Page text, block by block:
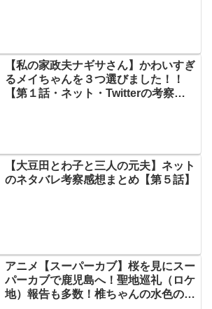
【私の家政夫ナギサさん】かわいすぎ
るメイちゃんを３つ選びました！！
【第１話・ネット・Twitterの考察感
【大豆田とわ子と三人の元夫】ネット
のネタバレ考察感想まとめ【第５話】
アニメ【スーパーカブ】桜を見にスー
パーカブで鹿児島へ！聖地巡礼（ロケ
地）報告も多数！椎ちゃんの水色のリ